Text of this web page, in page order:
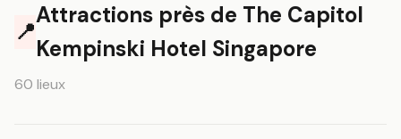
📍
Attractions près de The Capitol
Kempinski Hotel Singapore
60 lieux